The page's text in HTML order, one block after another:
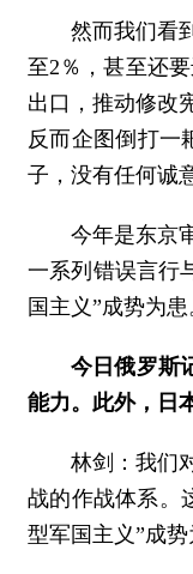
然而我们看
至2％，甚至还
出口，推动修改
反而企图倒打一
子，没有任何诚
今年是东京
一系列错误言行
国主义”成势为患
今日俄罗斯
能力。此外，日
林剑：我们
战的作战体系。
型军国主义”成